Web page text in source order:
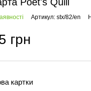
Артикул: stx/82/en
грн
картки